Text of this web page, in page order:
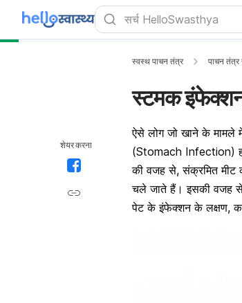
शेयर करना
स्वस्थ पाचन तंत्र पाचन
स्टमक
ऐसे लोग जो खाने के मामले
(Stomach Infection)
की वजह से, संक्रमित
चले जाते हैं। इसकी वजह से
पेट के इंफेक्शन के लक्षण,